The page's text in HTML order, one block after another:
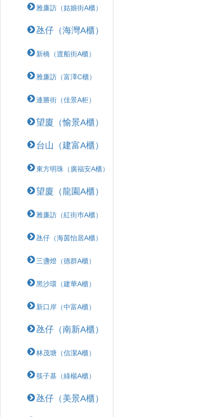
雅廉訪（姑娘街A櫃）
氹仔（海灣A櫃）
新橋（渡船街A櫃）
雅廉訪（富澤C櫃）
連勝街（佳景A柜）
望廈（愉景A櫃）
台山（建富A櫃）
東方明珠（廣福安A櫃）
望廈（龍園A櫃）
雅廉訪（紅街巿A櫃）
氹仔（海茵怡居A櫃）
三盞燈（德群A櫃）
黑沙環（建華A櫃）
新口岸（中富A櫃）
氹仔（南新A櫃）
林茂塘（信潔A櫃）
筷子基（綠楊A櫃）
氹仔（美景A櫃）